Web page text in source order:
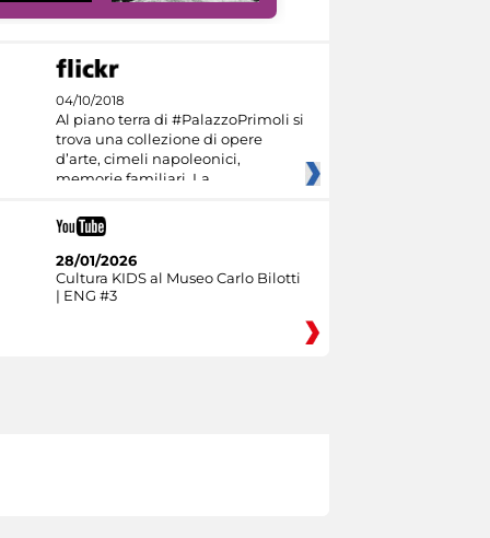
04/10/2018
Al piano terra di #PalazzoPrimoli si
trova una collezione di opere
d’arte, cimeli napoleonici,
memorie familiari. La
28/01/2026
Cultura KIDS al Museo Carlo Bilotti
| ENG #3